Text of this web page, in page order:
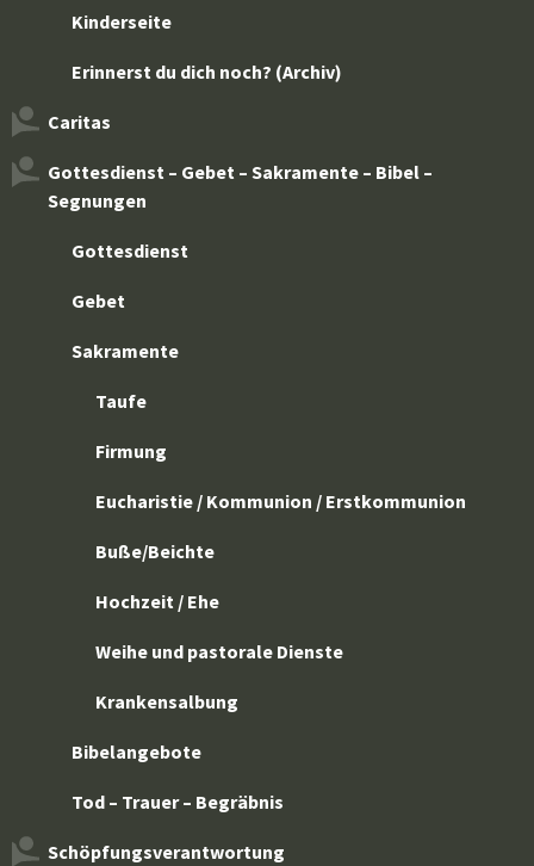
Kinderseite
Erinnerst du dich noch? (Archiv)
Caritas
Gottesdienst – Gebet – Sakramente – Bibel –
Segnungen
Gottesdienst
Gebet
Sakramente
Taufe
Firmung
Eucharistie / Kommunion / Erstkommunion
Buße/Beichte
Hochzeit / Ehe
Weihe und pastorale Dienste
Krankensalbung
Bibelangebote
Tod – Trauer – Begräbnis
Schöpfungsverantwortung